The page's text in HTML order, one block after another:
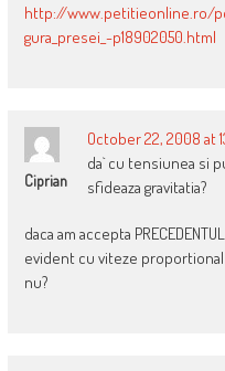
http://www.petitieonline.ro/
gura_presei_-p18902050.html
Ciprian
October 22, 2008 at
da` cu tensiunea si
sfideaza gravitatia?
daca am accepta
evident cu viteze
nu?